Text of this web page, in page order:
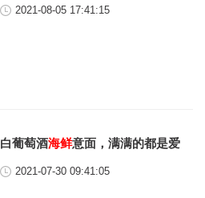
2021-08-05 17:41:15
白葡萄酒海鲜意面，满满的都是爱
2021-07-30 09:41:05